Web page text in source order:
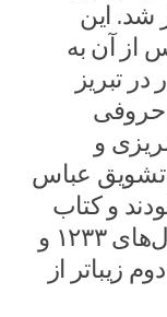
شد. این
از آن به
تبریز
حروفی
و
تشویق عباس
و کتاب
جهادیه در آن مطبعه دوبار در سال‌های ۱۲۳۳ و
زیباتر از